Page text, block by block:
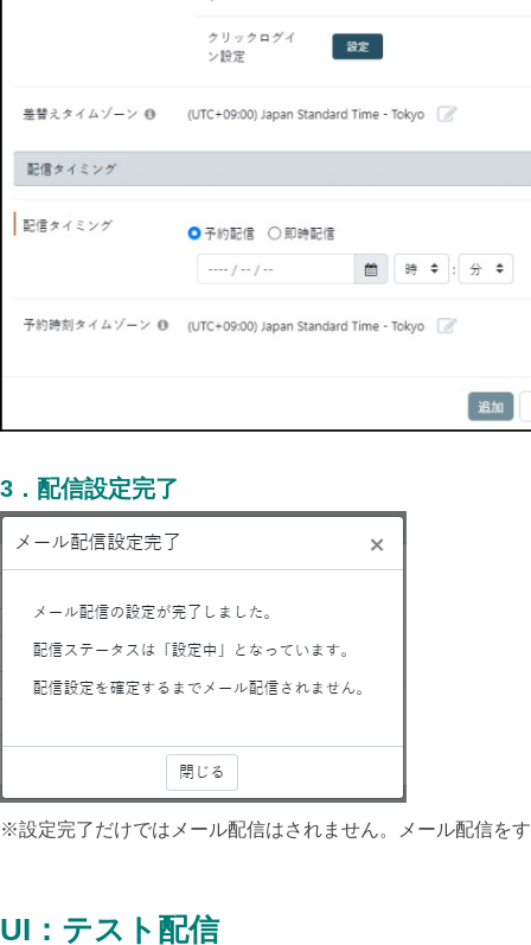
3 ． 配信設定完了
※設定完了だけではメール配信はされません。メール配信を
UI：テスト配信